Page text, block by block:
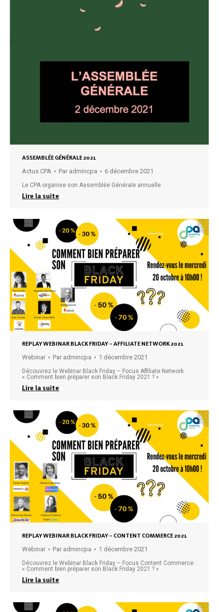
ASSEMBLÉE GÉNÉRALE 2021
Actus CPA Par admincpa 6 décembre 2021
Le CPA organise son Assemblée Générale annuelle
Lire la suite
REPLAY WEBINAR BLACK FRIDAY – AFFILIATE NETWORK 2021
Webinar Par admincpa 1 décembre 2021
Découvrez le Webinar Black Friday – Focus Affiliate Network :
« Comment bien préparer son Black Friday 2021 ? »
Lire la suite
REPLAY WEBINAR BLACK FRIDAY – CONTENT COMMERCE 2021
Webinar Par admincpa 1 décembre 2021
Découvrez le Webinar Black Friday – Focus Content Commerce :
« Comment bien préparer son Black Friday 2021 ? »
Lire la suite